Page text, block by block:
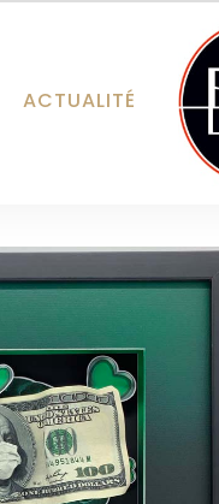
ACTUALITÉ